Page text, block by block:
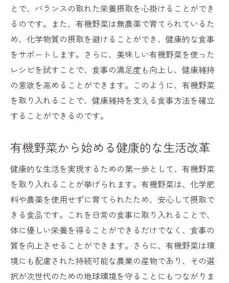
とで、バランスの取れた栄養摂取を心掛けることができ
るのです。また、有機野菜は無農薬で育てられているた
め、化学物質の摂取を避けることができ、健康的な食事
をサポートします。さらに、美味しい有機野菜を使った
レシピを試すことで、食事の満足度も向上し、健康維持
の意欲を高めることができます。このように、有機野菜
を取り入れることで、健康維持を支える食事方法を確立
することができるのです。
有機野菜から始める健康的な生活改革
健康的な生活を実現するための第一歩として、有機野菜
を取り入れることが挙げられます。有機野菜は、化学肥
料や農薬を使用せずに育てられたため、安心して摂取で
きる食品です。これを日常の食事に取り入れることで、
体に優しい栄養を得ることができるだけでなく、食事の
質を向上させることができます。さらに、有機野菜は環
境にも配慮された持続可能な農業の産物であり、その選
択が次世代のための地球環境を守ることにもつながりま